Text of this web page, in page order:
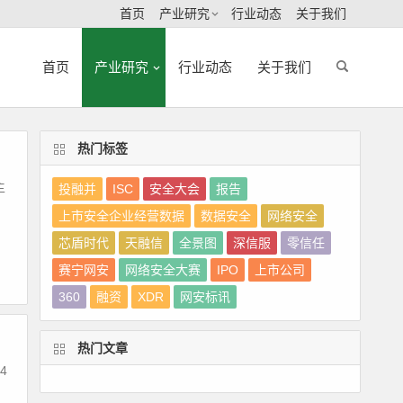
首页 产业研究 行业动态 关于我们
首页 产业研究 行业动态 关于我们
热门标签
投融并 ISC 安全大会
报告
上市安全企业经营数据
数据安全
网络安全
芯盾时代
天融信 全景图 深信服
零信任
赛宁网安
网络安全大赛 IPO
上市公司
360
融资 XDR 网安标讯
热门文章